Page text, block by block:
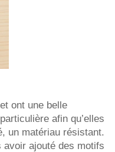
ont une belle
afin qu’elles
un matériau résistant.
avoir ajouté des motifs